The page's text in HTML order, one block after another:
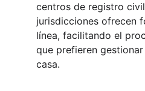
centros de registro
jurisdicciones ofrecen
línea, facilitando el
que prefieren
casa.